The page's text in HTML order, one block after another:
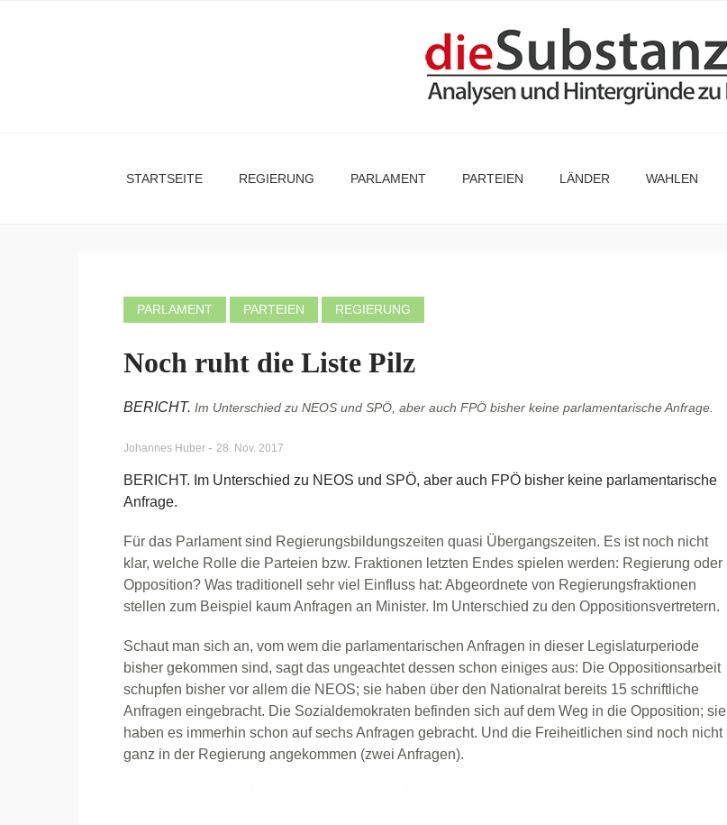
STARTSEITE REGIERUNG PARLAMENT PARTEIEN LÄNDER WAHLEN
PARLAMENT PARTEIEN REGIERUNG
Noch ruht die Liste Pilz
BERICHT. Im Unterschied zu NEOS und SPÖ, aber auch FPÖ bisher keine parlamentarische Anfrage.
Johannes Huber - 28. Nov. 2017
BERICHT. Im Unterschied zu NEOS und SPÖ, aber auch FPÖ bisher keine parlamentarische
Anfrage.
Für das Parlament sind Regierungsbildungszeiten quasi Übergangszeiten. Es ist noch nicht
klar, welche Rolle die Parteien bzw. Fraktionen letzten Endes spielen werden: Regierung oder
Opposition? Was traditionell sehr viel Einfluss hat: Abgeordnete von Regierungsfraktionen
stellen zum Beispiel kaum Anfragen an Minister. Im Unterschied zu den Oppositionsvertretern.
Schaut man sich an, vom wem die parlamentarischen Anfragen in dieser Legislaturperiode
bisher gekommen sind, sagt das ungeachtet dessen schon einiges aus: Die Oppositionsarbeit
schupfen bisher vor allem die NEOS; sie haben über den Nationalrat bereits 15 schriftliche
Anfragen eingebracht. Die Sozialdemokraten befinden sich auf dem Weg in die Opposition; sie
haben es immerhin schon auf sechs Anfragen gebracht. Und die Freiheitlichen sind noch nicht
ganz in der Regierung angekommen (zwei Anfragen).